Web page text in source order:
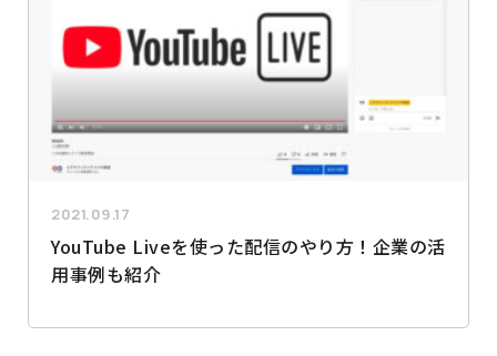
2021.09.17
YouTube Liveを使った配信のやり方！企業の活
用事例も紹介